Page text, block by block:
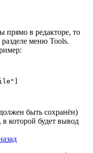
прямо в редакторе, то
меню Tools.
быть сохранён)
которой будет вывод